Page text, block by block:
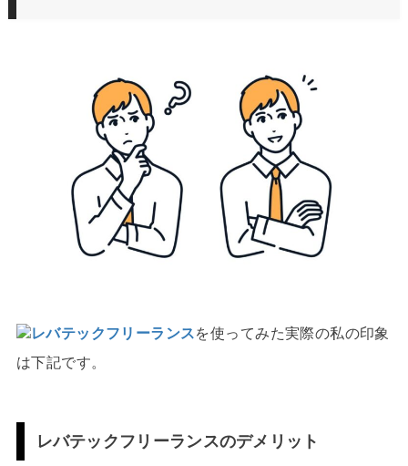
レバテックフリーランスを使ってみた実際の私の印象
は下記です。
レバテックフリーランスのデメリット